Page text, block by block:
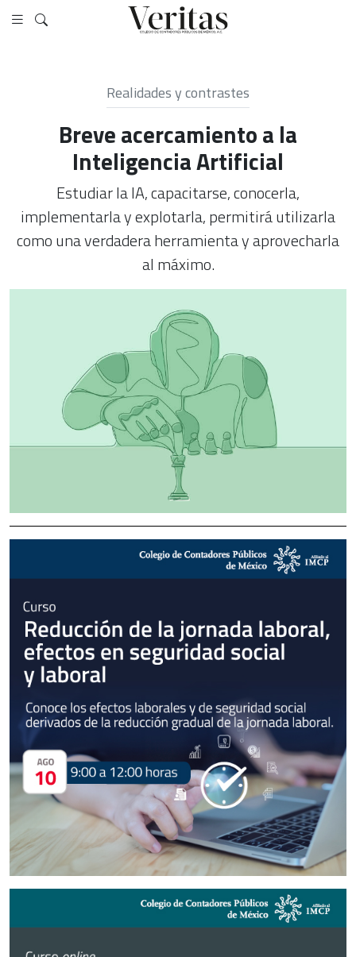
Realidades y contrastes
Breve acercamiento a la
Inteligencia Artificial
Estudiar la IA, capacitarse, conocerla,
implementarla y explotarla, permitirá utilizarla
como una verdadera herramienta y aprovecharla
al máximo.